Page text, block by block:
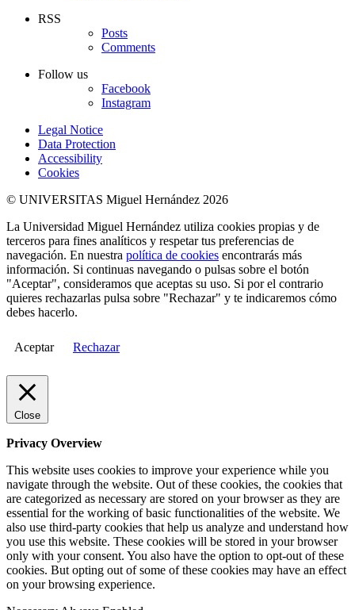
RSS
Posts
Comments
Follow us
Facebook
Instagram
Legal Notice
Data Protection
Accessibility
Cookies
© UNIVERSITAS Miguel Hernández 2026
La Universidad Miguel Hernández utiliza cookies propias y de
terceros para fines analíticos y respetar tus preferencias de
navegación. En nuestra política de cookies encontrarás más
información. Si continuas navegando o pulsas sobre el botón
"Aceptar", consideramos que aceptas su uso. Si por el contrario
quieres rechazarlas pulsa sobre "Rechazar" y te indicaremos cómo
debes hacerlo.
Aceptar Rechazar
Close
Privacy Overview
This website uses cookies to improve your experience while you
navigate through the website. Out of these cookies, the cookies that
are categorized as necessary are stored on your browser as they are
essential for the working of basic functionalities of the website. We
also use third-party cookies that help us analyze and understand how
you use this website. These cookies will be stored in your browser
only with your consent. You also have the option to opt-out of these
cookies. But opting out of some of these cookies may have an effect
on your browsing experience.